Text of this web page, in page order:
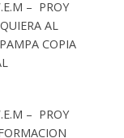
– PROY
AL
COPIA
– PROY